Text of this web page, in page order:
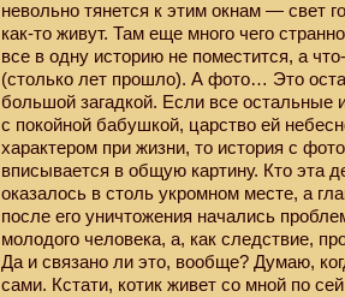
невольно тянется к этим окнам — свет
как-то живут. Там еще много чего
все в одну историю не поместится, а
(столько лет прошло). А фото… Это
большой загадкой. Если все остальные
с покойной бабушкой, царство ей
характером при жизни, то история с
вписывается в общую картину. Кто эта
оказалось в столь укромном месте, а
после его уничтожения начались
молодого человека, а, как следствие,
Да и связано ли это, вообще? Думаю,
сами. Кстати, котик живет со мной по